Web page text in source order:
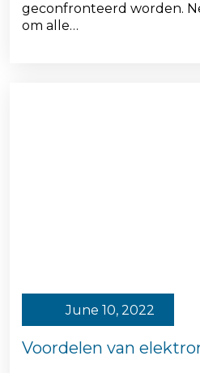
geconfronteerd worden.
om alle…
June 10, 2022
Voordelen van